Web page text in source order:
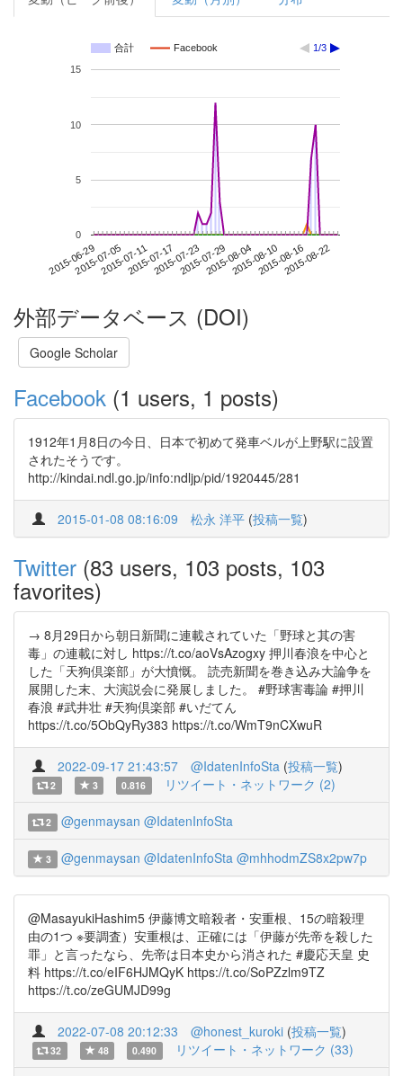
合計 Facebook 1/3
2015-06-292015-07-052015-07-112015-07-172015-07-232015-07-292015-08-042015-08-102015-08-162015-08-22
0
5
10
15
外部データベース (DOI)
Google Scholar
Facebook (1 users, 1 posts)
1912年1月8日の今日、日本で初めて発車ベルが上野駅に設置
されたそうです。
http://kindai.ndl.go.jp/info:ndljp/pid/1920445/281
2015-01-08 08:16:09 松永 洋平 (投稿一覧)
Twitter (83 users, 103 posts, 103
favorites)
→ 8月29日から朝日新聞に連載されていた「野球と其の害
毒」の連載に対し https://t.co/aoVsAzogxy 押川春浪を中心と
した「天狗倶楽部」が大憤慨。 読売新聞を巻き込み大論争を
展開した末、大演説会に発展しました。 #野球害毒論 #押川
春浪 #武井壮 #天狗倶楽部 #いだてん
https://t.co/5ObQyRy383 https://t.co/WmT9nCXwuR
2022-09-17 21:43:57 @IdatenInfoSta (投稿一覧)
2 3 0.816 リツイート・ネットワーク (2)
2 @genmaysan @IdatenInfoSta
3 @genmaysan @IdatenInfoSta @mhhodmZS8x2pw7p
@MasayukiHashim5 伊藤博文暗殺者・安重根、15の暗殺理
由の1つ ※要調査）安重根は、正確には「伊藤が先帝を殺した
罪」と言ったなら、先帝は日本史から消された #慶応天皇 史
料 https://t.co/eIF6HJMQyK https://t.co/SoPZzlm9TZ
https://t.co/zeGUMJD99g
2022-07-08 20:12:33 @honest_kuroki (投稿一覧)
32 48 0.490 リツイート・ネットワーク (33)